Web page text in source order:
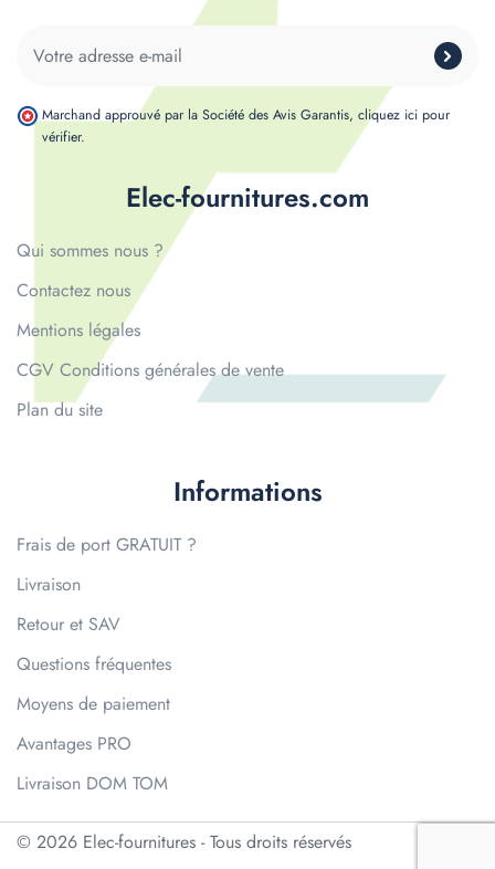
Elec-fournitures.com
Qui sommes nous ?
Contactez nous
Mentions légales
CGV Conditions générales de vente
Plan du site
Informations
Frais de port GRATUIT ?
Livraison
Retour et SAV
Questions fréquentes
Moyens de paiement
Avantages PRO
Livraison DOM TOM
Marchand approuvé par la Société des Avis Garantis, cliquez ici pour
vérifier.
© 2026 Elec-fournitures - Tous droits réservés